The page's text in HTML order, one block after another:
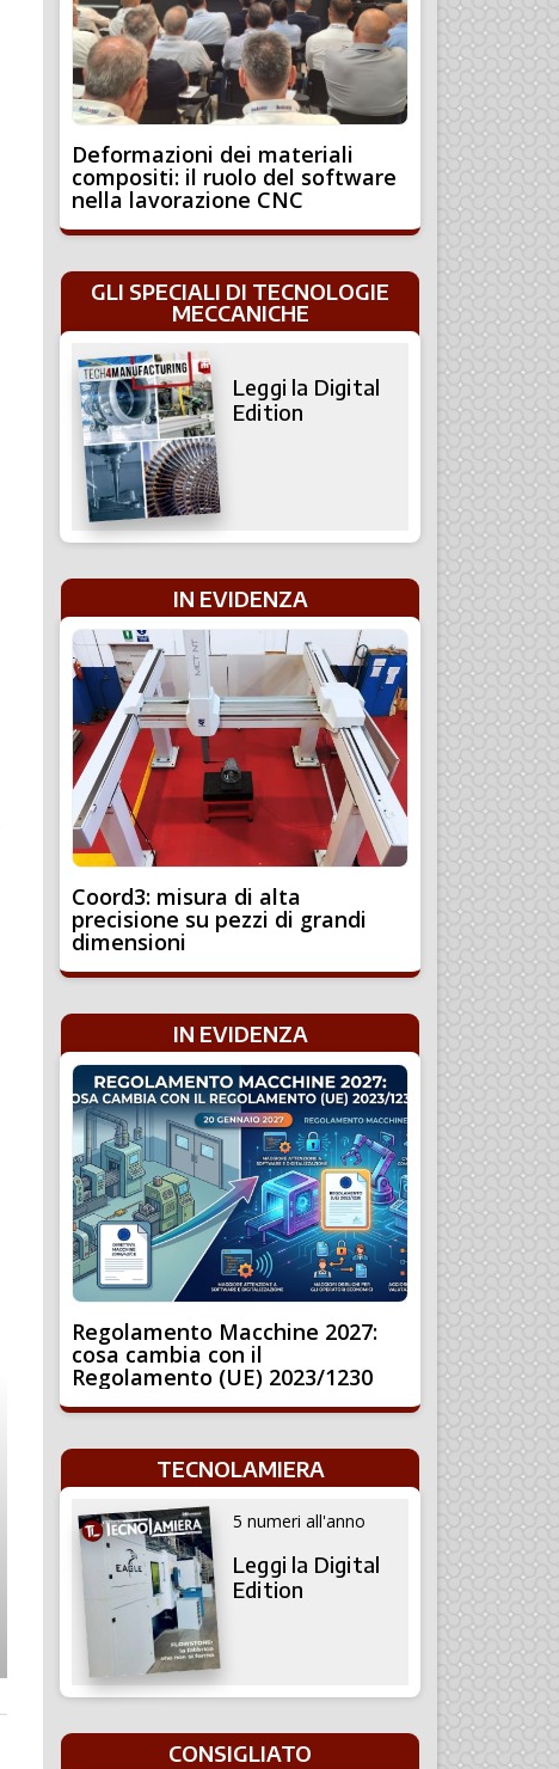
Deformazioni dei materiali
compositi: il ruolo del software
nella lavorazione CNC
GLI SPECIALI DI TECNOLOGIE
MECCANICHE
Leggi la Digital
Edition
IN EVIDENZA
Coord3: misura di alta
precisione su pezzi di grandi
dimensioni
IN EVIDENZA
Regolamento Macchine 2027:
cosa cambia con il
Regolamento (UE) 2023/1230
TECNOLAMIERA
5 numeri all'anno
Leggi la Digital
Edition
CONSIGLIATO